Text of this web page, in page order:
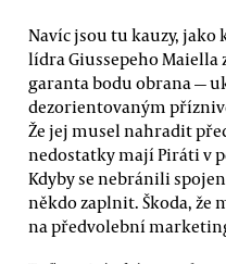
Navíc jsou tu kauzy,
lídra Giussepeho Maiella
garanta bodu obrana —
dezorientovaným
Že jej musel nahradit
nedostatky mají Piráti v
Kdyby se nebránili
někdo zaplnit. Škoda, že
na předvolební